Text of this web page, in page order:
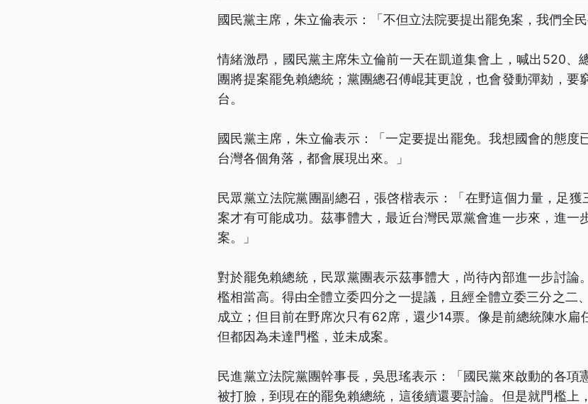
國民黨主席，朱立倫表示：「不但立法院要提出罷免案，我們全
情緒激昂，國民黨主席朱立倫前一天在凱道集會上，喊出520、
團將提案罷免賴總統；黨團總召傅崐萁更說，也會發動彈劾，要
台。
國民黨主席，朱立倫表示：「一定要提出罷免。我想國會的態度
台灣各個角落，都會展現出來。」
民眾黨立法院黨團副總召，張啓楷表示：「在野這個力量，足
案才有可能成功。茲事體大，最近台灣民眾黨會進一步來，進一
案。」
對於罷免賴總統，民眾黨團表示茲事體大，尚待內部進一步討論
檻相當高。得由全體立委四分之一提議，且經全體立委三分之二
成立；但目前在野席次只有62席，還少14票。像是前總統陳水扁
但都因為未達門檻，並未成案。
民進黨立法院黨團幹事長，吳思瑤表示：「國民黨來啟動的各項
被打臉，到現在的罷免賴總統，這後續還要討論。但是就門檻上